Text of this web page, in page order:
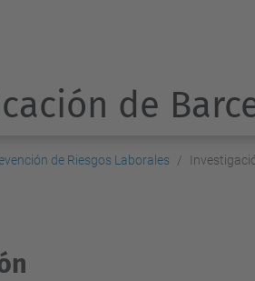
de
de Riesgos Laborales